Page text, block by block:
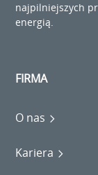
najpilniejszych
energią.
FIRMA
O nas
Kariera